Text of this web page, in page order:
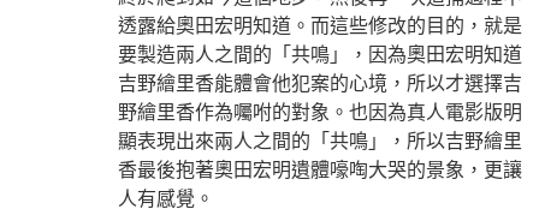
透露給奧田宏明知道。而這些修改的目的，就是
要製造兩人之間的「共鳴」，因為奧田宏明知道
吉野繪里香能體會他犯案的心境，所以才選擇吉
野繪里香作為囑咐的對象。也因為真人電影版明
顯表現出來兩人之間的「共鳴」，所以吉野繪里
香最後抱著奧田宏明遺體嚎啕大哭的景象，更讓
人有感覺。